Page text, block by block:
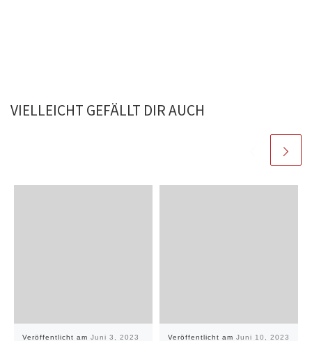
VIELLEICHT GEFÄLLT DIR AUCH
Veröffentlicht am Juni 3, 2023 Veröffentlicht am Juni 10, 2023